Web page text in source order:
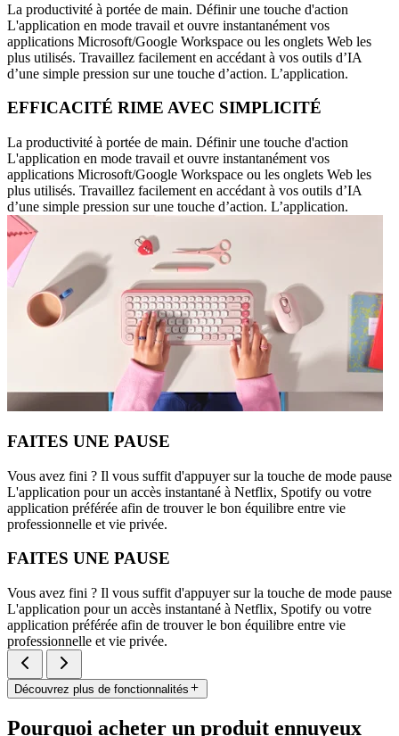
La productivité à portée de main. Définir une touche d'action
L'application en mode travail et ouvre instantanément vos
applications Microsoft/Google Workspace ou les onglets Web les
plus utilisés. Travaillez facilement en accédant à vos outils d’IA
d’une simple pression sur une touche d’action. L’application.
EFFICACITÉ RIME AVEC SIMPLICITÉ
La productivité à portée de main. Définir une touche d'action
L'application en mode travail et ouvre instantanément vos
applications Microsoft/Google Workspace ou les onglets Web les
plus utilisés. Travaillez facilement en accédant à vos outils d’IA
d’une simple pression sur une touche d’action. L’application.
FAITES UNE PAUSE
Vous avez fini ? Il vous suffit d'appuyer sur la touche de mode pause
L'application pour un accès instantané à Netflix, Spotify ou votre
application préférée afin de trouver le bon équilibre entre vie
professionnelle et vie privée.
FAITES UNE PAUSE
Vous avez fini ? Il vous suffit d'appuyer sur la touche de mode pause
L'application pour un accès instantané à Netflix, Spotify ou votre
application préférée afin de trouver le bon équilibre entre vie
professionnelle et vie privée.
Découvrez plus de fonctionnalités
Pourquoi acheter un produit ennuyeux